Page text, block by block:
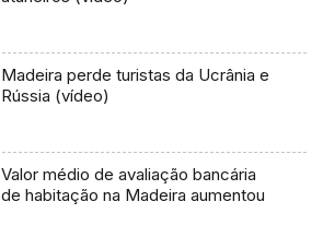
Madeira perde turistas da Ucrânia e
Rússia (vídeo)
Valor médio de avaliação bancária
de habitação na Madeira aumentou